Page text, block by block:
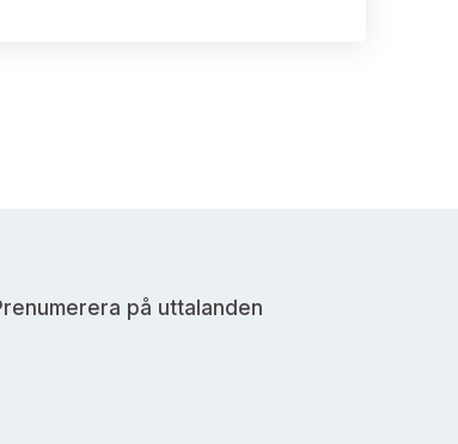
på uttalanden